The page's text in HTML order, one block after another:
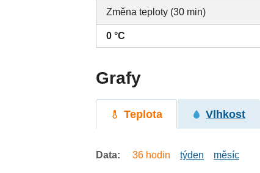
Změna teploty (30 min)
0 °C
Grafy
Teplota Vlhkost
Data: 36 hodin týden měsíc